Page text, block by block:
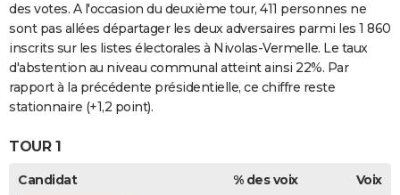
des votes. A l'occasion du deuxième tour, 411 personnes ne
sont pas allées départager les deux adversaires parmi les 1 860
inscrits sur les listes électorales à Nivolas-Vermelle. Le taux
d'abstention au niveau communal atteint ainsi 22%. Par
rapport à la précédente présidentielle, ce chiffre reste
stationnaire (+1,2 point).
TOUR 1
Candidat % des voix
Voix